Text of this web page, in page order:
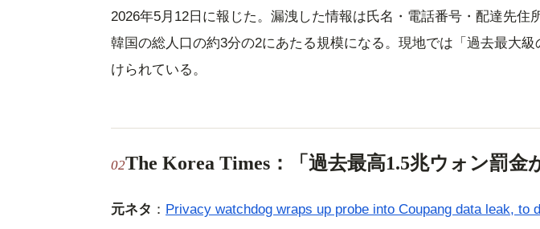
2026年5月12日に報じた。漏洩した情報は氏名・電話番号・配達先住
韓国の総人口の約3分の2にあたる規模になる。現地では「過去最大
けられている。
The Korea Times：「過去最高1.5兆ウォン罰金
元ネタ ： Privacy watchdog wraps up probe into Coupang data leak, to